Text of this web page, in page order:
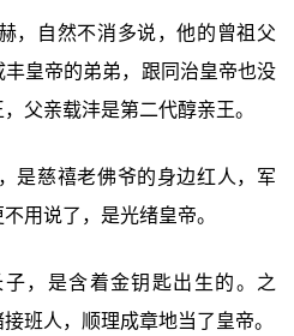
，自然不消多说，他的曾祖父
皇帝的弟弟，跟同治皇帝也没
父亲载沣是第二代醇亲王。
是慈禧老佛爷的身边红人，军
用说了，是光绪皇帝。
，是含着金钥匙出生的。之
班人，顺理成章地当了皇帝。